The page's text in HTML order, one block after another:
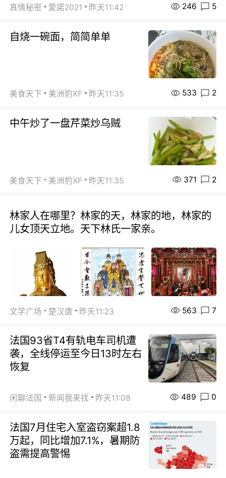
真情秘密 愛諾2021 昨天11:42 246 5
自烧一碗面，简简单单
美食天下 美洲豹XF 昨天11:35 533 2
中午炒了一盘芹菜炒乌贼
美食天下 美洲豹XF 昨天11:35 371 2
林家人在哪里？林家的天，林家的地，林家的
儿女顶天立地。天下林氏一家亲。
文学广场 楚汉唐 昨天11:23 563 7
法国93省T4有轨电车司机遭
袭，全线停运至今日13时左右
恢复
闲聊法国 新闻我来找 昨天11:08 489 0
法国7月住宅入室盗窃案超1.8
万起，同比增加7.1%，暑期防
盗需提高警惕